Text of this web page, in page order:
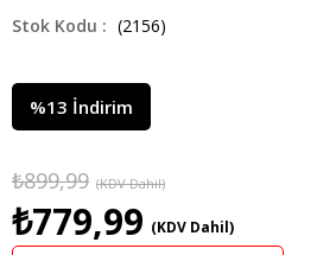
(2156)
%13 İndirim
₺899,99 (KDV Dahil)
₺779,99 (KDV Dahil)